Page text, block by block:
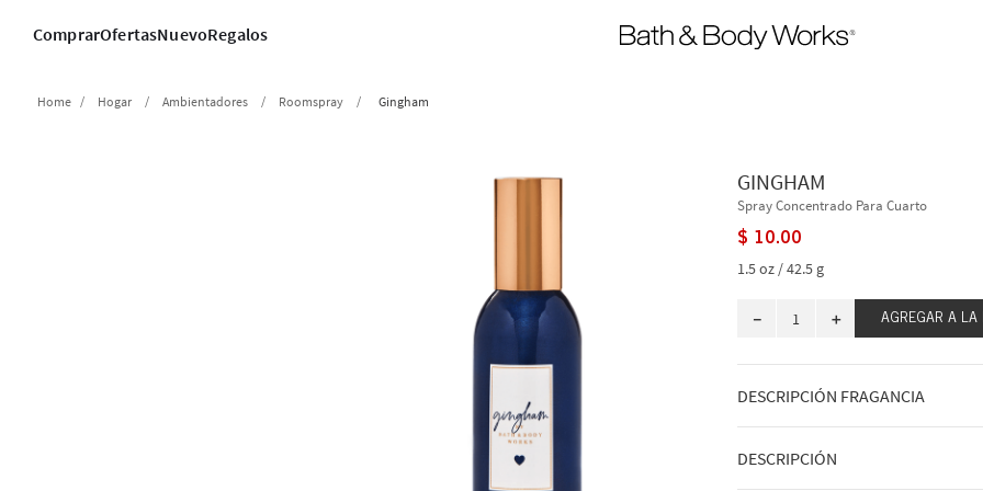
ComprarOfertasNuevoRegalos
Hogar Ambientadores Roomspray Gingham
GINGHAM
Spray Concentrado Para Cuarto
$ 10.00
1.5 oz / 42.5 g
＋
－ AGREGAR A LA
DESCRIPCIÓN FRAGANCIA
DESCRIPCIÓN